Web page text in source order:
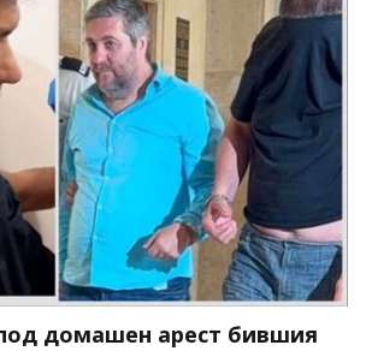
домашен арест бившия